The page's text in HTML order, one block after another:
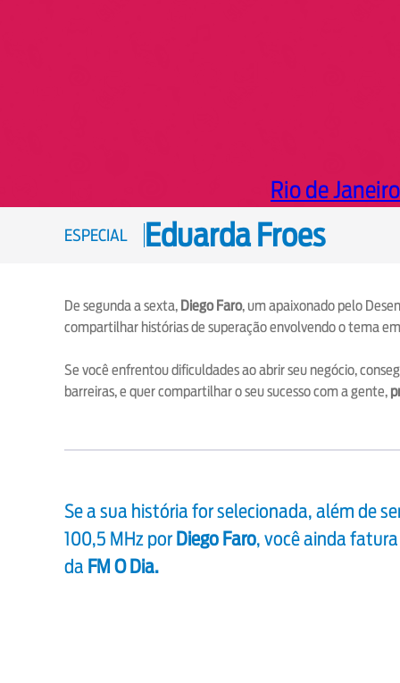
Rio de Janeiro
ESPECIAL Eduarda Froes
De segunda a sexta, Diego Faro, um apaixonado pelo
compartilhar histórias de superação envolvendo o tema
Se você enfrentou dificuldades ao abrir seu negócio,
barreiras, e quer compartilhar o seu sucesso com a gente,
Se a sua história for selecionada, além de
100,5 MHz por Diego Faro, você ainda
da FM O Dia.